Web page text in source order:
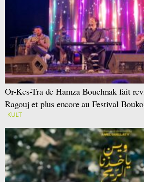
Or-Kes-Tra de Hamza Bouchnak fait
Ragouj et plus encore au Festival
KULT